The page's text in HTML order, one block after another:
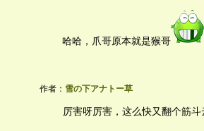
哈哈，爪哥原本就是猴哥
作者： 雪の下アナトー草
厉害呀厉害，这么快又翻个筋